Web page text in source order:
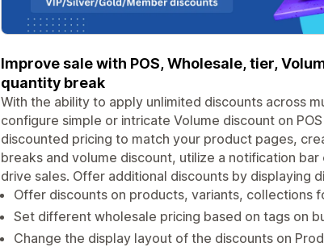
Improve sale with POS, Wholesale, tier,
quantity break
With the ability to apply unlimited discounts across
configure simple or intricate Volume discount on
discounted pricing to match your product pages,
breaks and volume discount, utilize a notification
drive sales. Offer additional discounts by displaying
Offer discounts on products, variants, collections
Set different wholesale pricing based on tags on
Change the display layout of the discounts on